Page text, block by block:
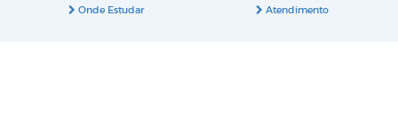
Onde Estudar Atendimento